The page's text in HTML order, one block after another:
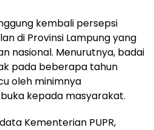
kembali persepsi
di Provinsi Lampung yang
nasional. Menurutnya, badai
pada beberapa tahun
oleh minimnya
kepada masyarakat.
Kementerian PUPR,